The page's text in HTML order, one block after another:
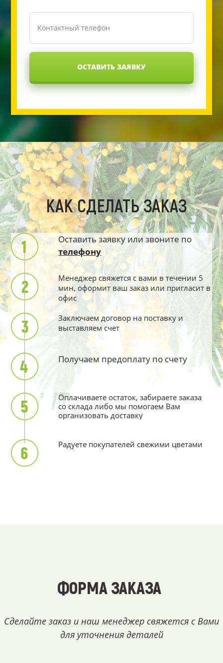
ОСТАВИТЬ ЗАЯВКУ
КАК СДЕЛАТЬ ЗАКАЗ
Оставить заявку или звоните по
телефону
Менеджер свяжется с вами в течении 5
мин, оформит ваш заказ или пригласит в
офис
Заключаем договор на поставку и
выставляем счет
Получаем предоплату по счету
Оплачиваете остаток, забираете заказа
со склада либо мы помогаем Вам
организовать доставку
Радуете покупателей свежими цветами
ФОРМА ЗАКАЗА
Сделайте заказ и наш менеджер свяжется с Вами
для уточнения деталей